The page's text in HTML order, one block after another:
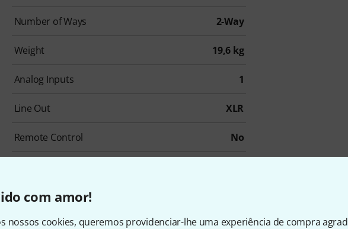
com amor!
nossos cookies, queremos providenciar-lhe uma experiência de compra
Number of Ways 2-Way
Weight 19,6 kg
Analog Inputs 1
Line Out XLR
Remote Control No